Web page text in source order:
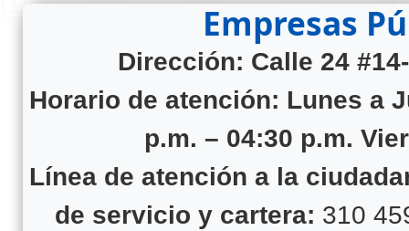
Empresas
Dirección: Calle 24
Horario de atención: Lunes a
p.m. – 04:30 p.m.
Línea de atención a la
de servicio y cartera: 310